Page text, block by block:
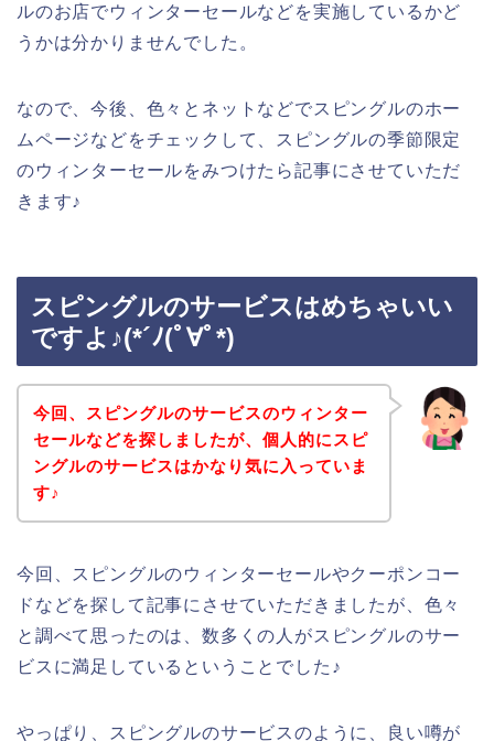
ルのお店でウィンターセールなどを実施しているかど
うかは分かりませんでした。
なので、今後、色々とネットなどでスピングルのホー
ムページなどをチェックして、スピングルの季節限定
のウィンターセールをみつけたら記事にさせていただ
きます♪
スピングルのサービスはめちゃいい
ですよ♪(*´ﾉ(ﾟ∀ﾟ*)
今回、スピングルのサービスのウィンター
セールなどを探しましたが、個人的にスピ
ングルのサービスはかなり気に入っていま
す♪
今回、スピングルのウィンターセールやクーポンコー
ドなどを探して記事にさせていただきましたが、色々
と調べて思ったのは、数多くの人がスピングルのサー
ビスに満足しているということでした♪
やっぱり、スピングルのサービスのように、良い噂が